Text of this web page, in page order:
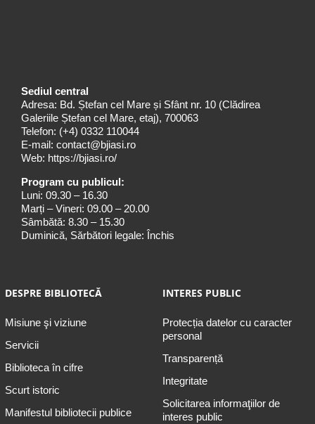
Sediul central
Adresa: Bd. Ștefan cel Mare și Sfânt nr. 10 (Clădirea
Galeriile Ștefan cel Mare, etaj), 700063
Telefon: (+4) 0332 110044
E-mail: contact@bjiasi.ro
Web: https://bjiasi.ro/
Program cu publicul:
Luni: 09.30 – 16.30
Marți – Vineri: 09.00 – 20.00
Sâmbătă: 8.30 – 15.30
Duminică, Sărbători legale: Închis
DESPRE BIBLIOTECĂ
Misiune şi viziune
Servicii
Biblioteca în cifre
Scurt istoric
Manifestul bibliotecii publice
INTERES PUBLIC
Protecția datelor cu caracter
personal
Transparență
Integritate
Solicitarea informaţiilor de
interes public